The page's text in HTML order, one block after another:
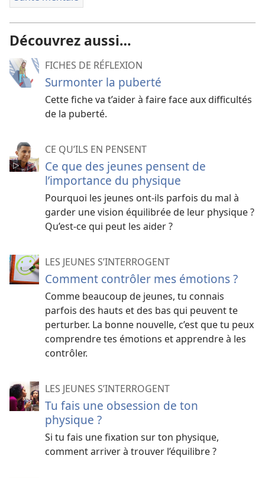
Découvrez aussi…
FICHES DE RÉFLEXION
Surmonter la puberté
Cette fiche va t’aider à faire face aux difficultés
de la puberté.
CE QU’ILS EN PENSENT
Ce que des jeunes pensent de
l’importance du physique
Pourquoi les jeunes ont-ils parfois du mal à
garder une vision équilibrée de leur physique ?
Qu’est-ce qui peut les aider ?
LES JEUNES S’INTERROGENT
Comment contrôler mes émotions ?
Comme beaucoup de jeunes, tu connais
parfois des hauts et des bas qui peuvent te
perturber. La bonne nouvelle, c’est que tu peux
comprendre tes émotions et apprendre à les
contrôler.
LES JEUNES S’INTERROGENT
Tu fais une obsession de ton
physique ?
Si tu fais une fixation sur ton physique,
comment arriver à trouver l’équilibre ?